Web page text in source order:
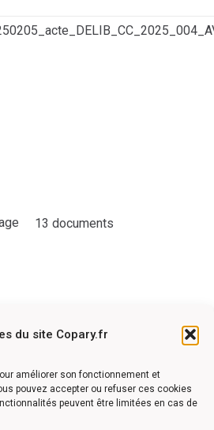
du site Copary.fr
améliorer son fonctionnement et
pouvez accepter ou refuser ces cookies
peuvent être limitées en cas de
13 documents
le soutien financier de l'Union
Pays Barrois